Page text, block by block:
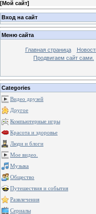
[Мой сайт]
Вход на сайт
Меню сайта
Главная страница
Продвигаем сайт сами.
Categories
Видео друзей
Другое
Компьютерные игры
Красота и здоровье
Люди и блоги
Мое видео.
Музыка
Общество
Путешествия и события
Развлечения
Сериалы